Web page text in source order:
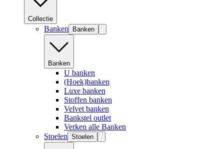
Collectie
Banken Banken
Banken
U banken
(Hoek)banken
Luxe banken
Stoffen banken
Velvet banken
Bankstel outlet
Verken alle Banken
Stoelen Stoelen